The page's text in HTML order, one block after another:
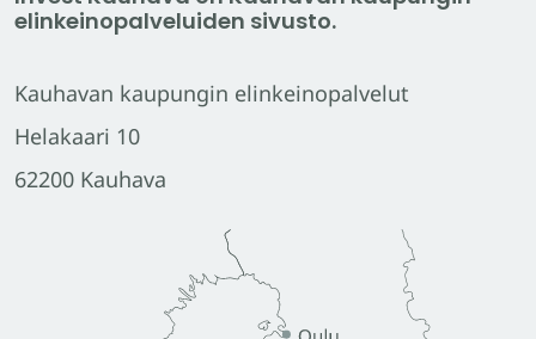
elinkeinopalveluiden sivusto.
Kauhavan kaupungin elinkeinopalvelut
Helakaari 10
62200 Kauhava